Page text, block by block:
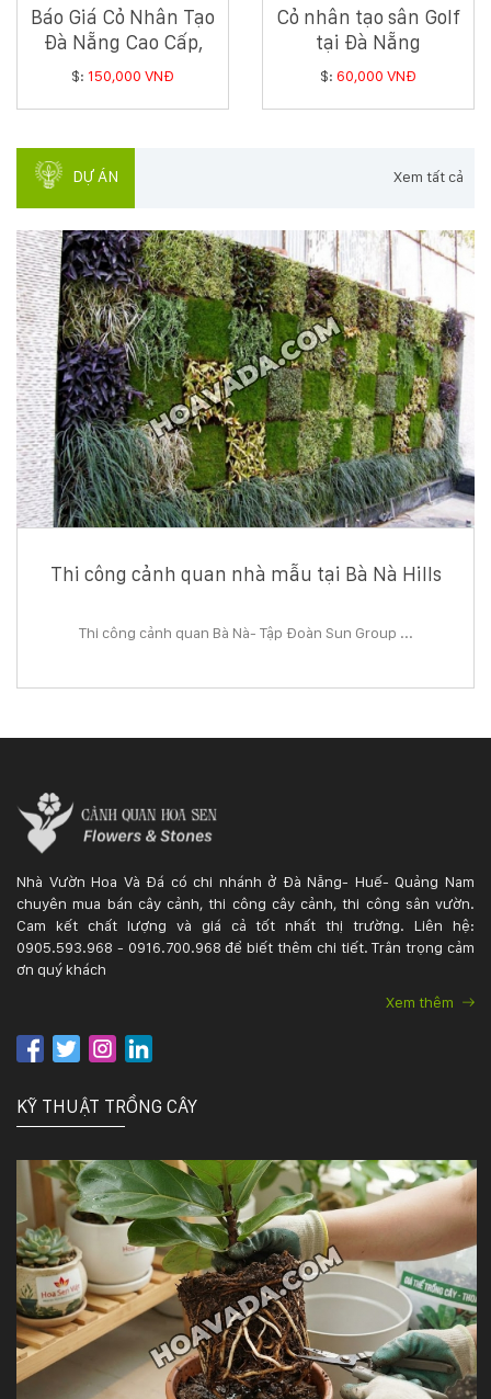
Báo Giá Cỏ Nhân Tạo
Đà Nẵng Cao Cấp,
Giá Tốt Nhất 2025
$: 150,000 VNĐ
Cỏ nhân tạo sân Golf
tại Đà Nẵng
$: 60,000 VNĐ
DỰ ÁN Xem tất cả
Thi công cảnh quan nhà mẫu tại Bà Nà Hills
Thi công cảnh quan Bà Nà- Tập Đoàn Sun Group ...
Nhà Vườn Hoa Và Đá có chi nhánh ở Đà Nẵng- Huế- Quảng Nam
chuyên mua bán cây cảnh, thi công cây cảnh, thi công sân vườn.
Cam kết chất lượng và giá cả tốt nhất thị trường. Liên hệ:
0905.593.968 - 0916.700.968 để biết thêm chi tiết. Trân trọng cảm
ơn quý khách
Xem thêm
KỸ THUẬT TRỒNG CÂY